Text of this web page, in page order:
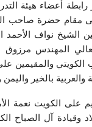
أعضاء هيئة
مقام حضرة صاحب
الشيخ نواف الأحمد
المهندس
الكويتي
بالخير واليمن
على الكويت نعمة
وقيادة آل